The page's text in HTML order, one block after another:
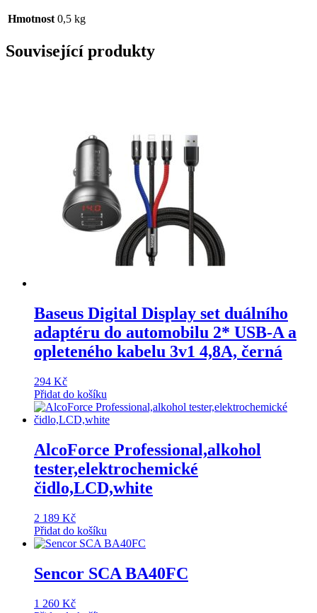
Hmotnost 0,5 kg
Související produkty
Baseus Digital Display set duálního
adaptéru do automobilu 2* USB-A a
opleteného kabelu 3v1 4,8A, černá
294 Kč
Přidat do košíku
AlcoForce Professional,alkohol
tester,elektrochemické
čidlo,LCD,white
2 189 Kč
Přidat do košíku
Sencor SCA BA40FC
1 260 Kč